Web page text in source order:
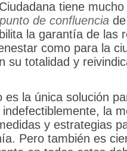
tiene
punto de confluencia
la garantía de las
como para la
su totalidad y
es la única solución
la
y estrategias
Pero también es